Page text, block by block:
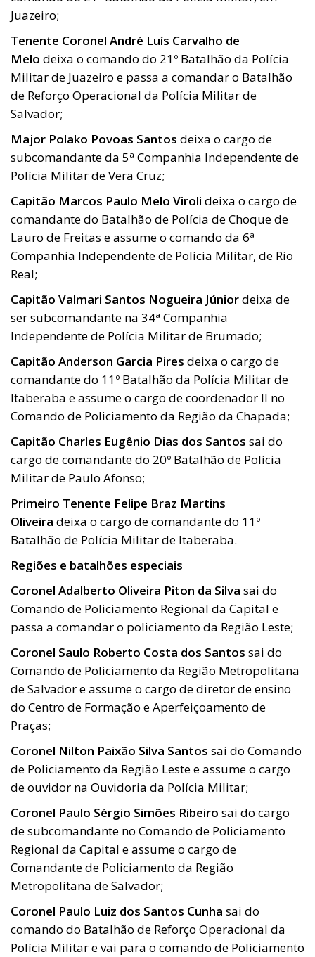
Juazeiro;
Tenente Coronel André Luís Carvalho de
Melo deixa o comando do 21º Batalhão da Polícia
Militar de Juazeiro e passa a comandar o Batalhão
de Reforço Operacional da Polícia Militar de
Salvador;
Major Polako Povoas Santos deixa o cargo de
subcomandante da 5ª Companhia Independente de
Polícia Militar de Vera Cruz;
Capitão Marcos Paulo Melo Viroli deixa o cargo de
comandante do Batalhão de Polícia de Choque de
Lauro de Freitas e assume o comando da 6ª
Companhia Independente de Polícia Militar, de Rio
Real;
Capitão Valmari Santos Nogueira Júniordeixa de
ser subcomandante na 34ª Companhia
Independente de Polícia Militar de Brumado;
Capitão Anderson Garcia Pires deixa o cargo de
comandante do 11º Batalhão da Polícia Militar de
Itaberaba e assume o cargo de coordenador II no
Comando de Policiamento da Região da Chapada;
Capitão Charles Eugênio Dias dos Santos sai do
cargo de comandante do 20º Batalhão de Polícia
Militar de Paulo Afonso;
Primeiro Tenente Felipe Braz Martins
Oliveira deixa o cargo de comandante do 11º
Batalhão de Polícia Militar de Itaberaba.
Regiões e batalhões especiais
Coronel Adalberto Oliveira Piton da Silva sai do
Comando de Policiamento Regional da Capital e
passa a comandar o policiamento da Região Leste;
Coronel Saulo Roberto Costa dos Santos sai do
Comando de Policiamento da Região Metropolitana
de Salvador e assume o cargo de diretor de ensino
do Centro de Formação e Aperfeiçoamento de
Praças;
Coronel Nilton Paixão Silva Santos sai do Comando
de Policiamento da Região Leste e assume o cargo
de ouvidor na Ouvidoria da Polícia Militar;
Coronel Paulo Sérgio Simões Ribeiro sai do cargo
de subcomandante no Comando de Policiamento
Regional da Capital e assume o cargo de
Comandante de Policiamento da Região
Metropolitana de Salvador;
Coronel Paulo Luiz dos Santos Cunha sai do
comando do Batalhão de Reforço Operacional da
Polícia Militar e vai para o comando de Policiamento